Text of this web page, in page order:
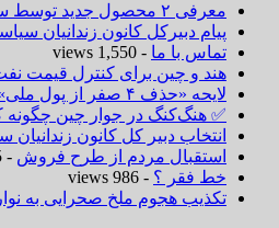
معرفی ۲ محصول جدید توسط سایپا/ تولید انبوه “کوئیک S “و “ساینا S ” آغاز شد
پیام دبیرکل کانون زندانیان
تماس با ما - 1,550 views
هند و چین برای کنترل قیمت
لایحه «حذف ۴ صفر از پول ملی» به مجلس رفت
✅ هنگ‌کنگ در جوار چین چگونه
انتخاب دبیر کل کانون
استقبال مردم از طرح فروش - 995 views
خط فقر ؟ - 986 views
تکذیب هجوم ملخ صحرایی به